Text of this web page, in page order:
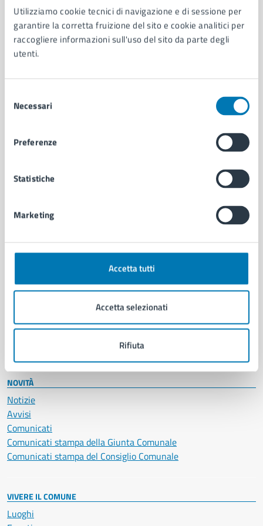
Utilizziamo cookie tecnici di navigazione e di sessione per
garantire la corretta fruizione del sito e cookie analitici per
raccogliere informazioni sull'uso del sito da parte degli
utenti.
delNecessari
Preferenze
Statistiche
Marketing
Accetta tutti
Accetta selezionati
Rifiuta
AMMINISTRAZIONE
Aree amministrative
Organi di governo
Municipalità
Politici
Intranet, posta aziendale e protocollo
CATEGORIE DI SERVIZIO
Anagrafe e stato civile
Documenti e certificati
Giustizia e sicurezza pubblica
Salute, benessere e assistenza
Servizi Cimiteriali
NOVITÀ
Notizie
Avvisi
Comunicati
Comunicati stampa della Giunta Comunale
Comunicati stampa del Consiglio Comunale
VIVERE IL COMUNE
Luoghi